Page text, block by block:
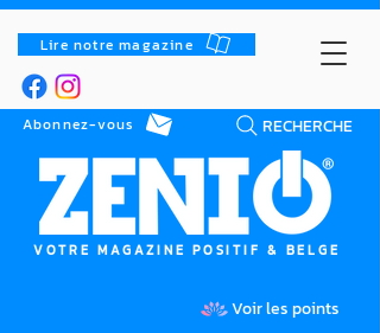
Lire notre magazine
RECHERCHE
Abonnez-vous
VOTRE MAGAZINE POSITIF & BELGE
Voir les points